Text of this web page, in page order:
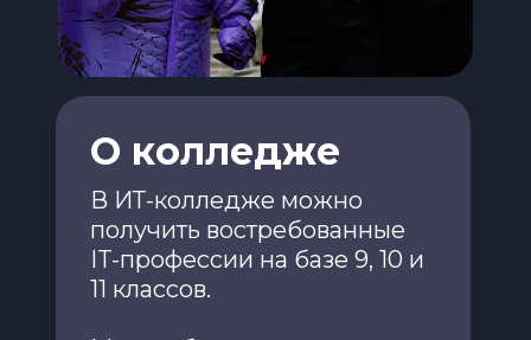
О колледже
В ИТ-колледже можно
получить востребованные
IT-профессии на базе 9, 10 и
11 классов.